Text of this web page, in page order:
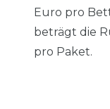
Euro pro
beträgt die
pro Paket.